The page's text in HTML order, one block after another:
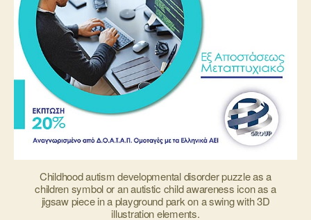
Childhood autism developmental disorder puzzle as a
children symbol or an autistic child awareness icon as a
jigsaw piece in a playground park on a swing with 3D
illustration elements.